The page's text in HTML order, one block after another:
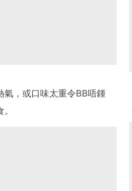
氣，或口味太重令BB唔鍾